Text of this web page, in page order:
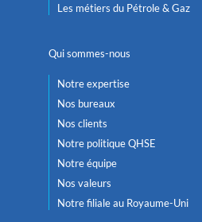
Les métiers du Pétrole & Gaz
Qui sommes-nous
Notre expertise
Nos bureaux
Nos clients
Notre politique QHSE
Notre équipe
Nos valeurs
Notre filiale au Royaume-Uni